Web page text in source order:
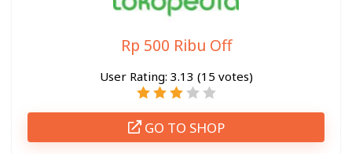
Rp 500 Ribu Off
User Rating: 3.13 (15 votes)
GO TO SHOP